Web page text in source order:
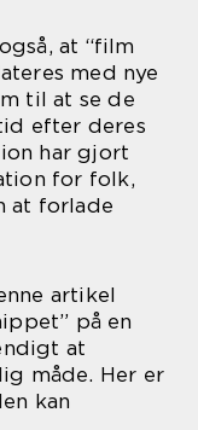
at “film
med nye
til at se de
efter deres
har gjort
for folk,
at forlade
artikel
på en
at
måde. Her er
kan